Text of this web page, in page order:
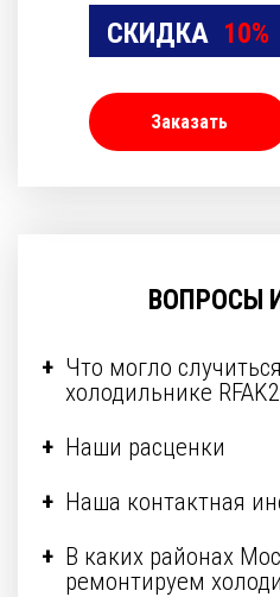
СКИДКА 10%
Заказать
ВОПРОСЫ
Что могло
холодильнике
Наши расценки
Наша контактная
В каких районах
ремонтируем